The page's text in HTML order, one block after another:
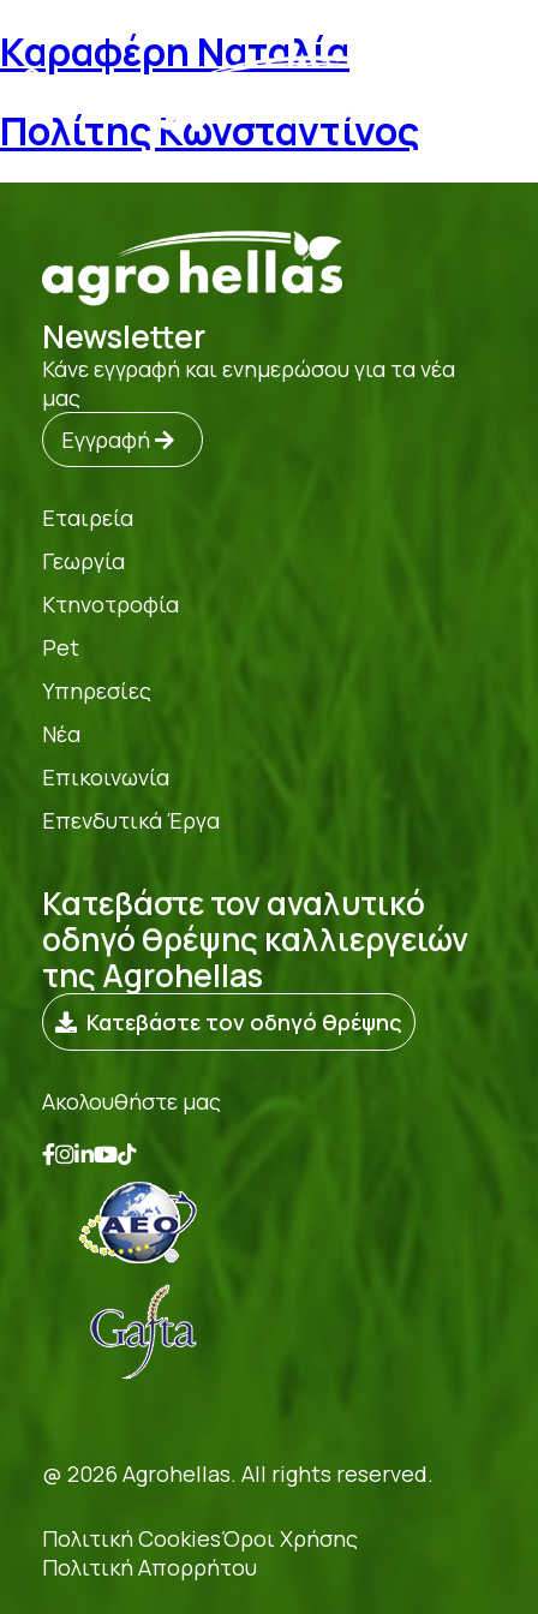
Καραφέρη Ναταλία
Πολίτης Κωνσταντίνος
Newsletter
Κάνε εγγραφή και ενημερώσου για τα νέα
μας
Εγγραφή
Εταιρεία
Γεωργία
Κτηνοτροφία
Pet
Υπηρεσίες
Νέα
Επικοινωνία
Επενδυτικά Έργα
Κατεβάστε τον αναλυτικό
οδηγό θρέψης καλλιεργειών
της Agrohellas
Κατεβάστε τον οδηγό θρέψης
Ακολουθήστε μας
@ 2026 Agrohellas. All rights reserved.
Πολιτική CookiesΌροι Χρήσης
Πολιτική Απορρήτου